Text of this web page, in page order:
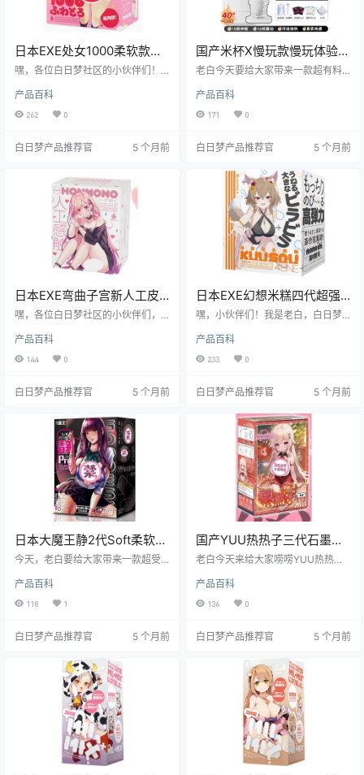
日本EXE处女1000柔软款超
柔软飞机杯测评报告
嘿，各位白日梦社区的小伙伴们！
E 品牌的处女 1000 柔软款飞机杯。
这款飞机杯号称“处女 1000”，听起
你们好好说道说道，看看它到底是
产品百科
262 0
白日梦产品推荐官 5 个月前
国产米杯X慢玩款慢玩体验电
动飞机杯测评
老白今天要给大家带来一款超有料
机杯可是集合了多种黑科技，不仅
功能强大，而且设计贴心，无论是
深入了解这款飞机杯的方方面面
产品百科
171 0
白日梦产品推荐官 5 个月前
日本EXE弯曲子宫新人工皮
肤版飞机杯测评报告
嘿，各位白日梦社区的小伙伴们，
本 EXE 的弯曲子宫新人工皮肤版飞
机杯。这款产品号称是模拟真实体
获满满！
产品百科
144 0
白日梦产品推荐官 5 个月前
日本EXE幻想米糕四代超强
包裹感飞机杯测评报告
嘿，小伙伴们！我是老白，白日梦
们来唠唠日本 EXE 品牌的幻想米糕
四代飞机杯。这款产品可是让我眼
产品百科
233 0
白日梦产品推荐官 5 个月前
日本大魔王静2代Soft柔软舒
适飞机杯测评
今天，老白要给大家带来一款超受
oft。这可是老白用了无数次的经典
产品，每次都让我在享受中感受到
罢不能的地方。
产品百科
118 1
白日梦产品推荐官 5 个月前
国产YUU热热子三代石墨烯
加热非贯通飞机杯测评报告
老白今天来给大家唠唠YUU热热子
的核心人物，我凭借丰富的测评经
验，从各个维度为大家带来详尽且
观设计，吸引了众多玩家的目光。
产品百科
136 0
白日梦产品推荐官 5 个月前